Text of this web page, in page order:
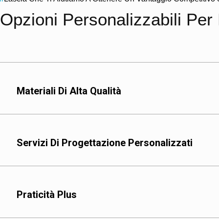
Opzioni Personalizzabili
Materiali Di Alta Qualità
caffè, resistente
Servizi Di Progettazione Personalizzati
Praticità Plus